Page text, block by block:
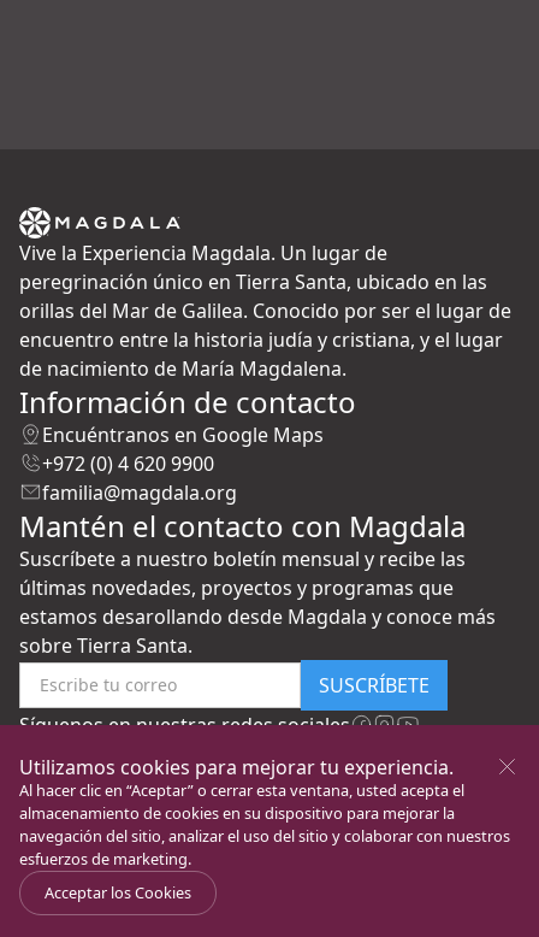
Vive la Experiencia Magdala. Un lugar de
peregrinación único en Tierra Santa, ubicado en las
orillas del Mar de Galilea. Conocido por ser el lugar de
encuentro entre la historia judía y cristiana, y el lugar
de nacimiento de María Magdalena.
Información de contacto
Encuéntranos en Google Maps
+972 (0) 4 620 9900
familia@magdala.org
Mantén el contacto con Magdala
Suscríbete a nuestro boletín mensual y recibe las
últimas novedades, proyectos y programas que
estamos desarollando desde Magdala y conoce más
sobre Tierra Santa.
SUSCRÍBETE
Síguenos en nuestras redes sociales
©
New Gate to Peace
Foundation
Reservados
Go the the English website
Utilizamos cookies para mejorar tu experiencia.
Al hacer clic en “Aceptar” o cerrar esta ventana, usted acepta el
almacenamiento de cookies en su dispositivo para mejorar la
navegación del sitio, analizar el uso del sitio y colaborar con nuestros
esfuerzos de marketing.
Acceptar los Cookies